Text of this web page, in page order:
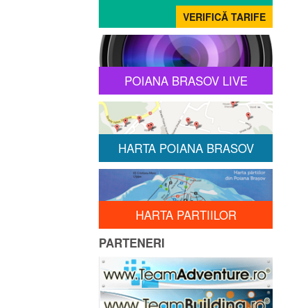
POIANA BRASOV LIVE
HARTA POIANA BRASOV
HARTA PARTIILOR
PARTENERI